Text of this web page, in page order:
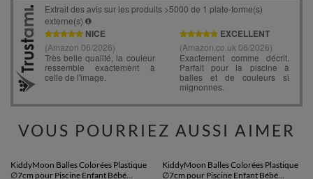
VOUS POURRIEZ AUSSI AIMER